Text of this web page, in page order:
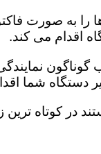
به صورت
اقدام می کند.
گوناگون
دستگاه شما
در کوتاه